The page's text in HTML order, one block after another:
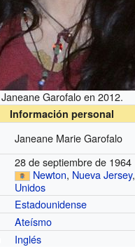
Janeane Garofalo en 2012.
Información personal
Janeane Marie Garofalo
28 de septiembre de 1964
Newton, Nueva Jersey,
Unidos
Estadounidense
Ateísmo
Inglés